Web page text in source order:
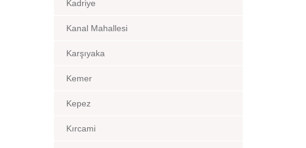
Kadriye
Kanal Mahallesi
Karşıyaka
Kemer
Kepez
Kırcami